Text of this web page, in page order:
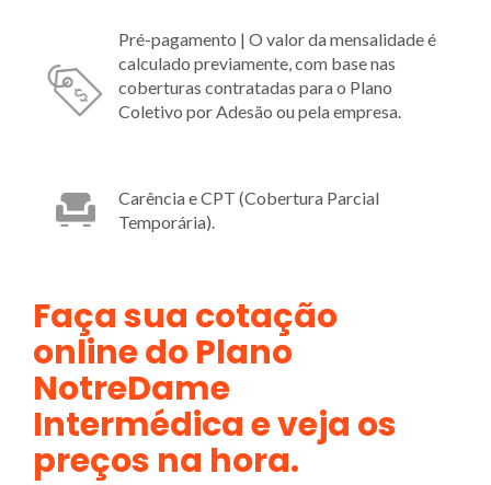
Pré-pagamento | O valor da mensalidade é
calculado previamente, com base nas
coberturas contratadas para o Plano
Coletivo por Adesão ou pela empresa.
Carência e CPT (Cobertura Parcial
Temporária).
Faça sua cotação
online do Plano
NotreDame
Intermédica e veja os
preços na hora.